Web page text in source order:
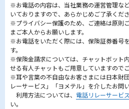
※お電話の内容は、当社業務の運営管理な
いておりますので、あらかじめご了承くださ
※プライバシー保護のため、ご連絡は原則
まご本人からお願いします。
※お電話をいただく際には、保険証券番号
す。
※保険金請求については、チャットボット
せる有人チャットもご用意していますので
※耳や言葉の不自由なお客さまには日本財
レーサービス」「ヨメテル」を介したお問
利用方法については、 電話リレーサービ
い。